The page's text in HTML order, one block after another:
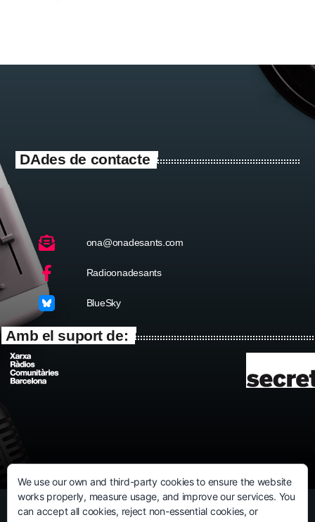
DAdes de contacte
ona@onadesants.com
Radioonadesants
BlueSky
Amb el suport de:
©ATENEU POPULAR DE SANTS
We use our own and third-party cookies to ensure the website
works properly, measure usage, and improve our services. You
can accept all cookies, reject non-essential cookies, or